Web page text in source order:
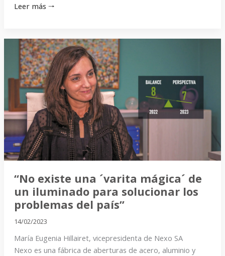
Leer más 🠒
“No existe una ´varita mágica´ de
un iluminado para solucionar los
problemas del país”
14/02/2023
María Eugenia Hillairet, vicepresidenta de Nexo SA
Nexo es una fábrica de aberturas de acero, aluminio y
“No
existe
una
´varita
mágica
´
de
un
iluminado
para
solucionar
los
problemas
del
país”